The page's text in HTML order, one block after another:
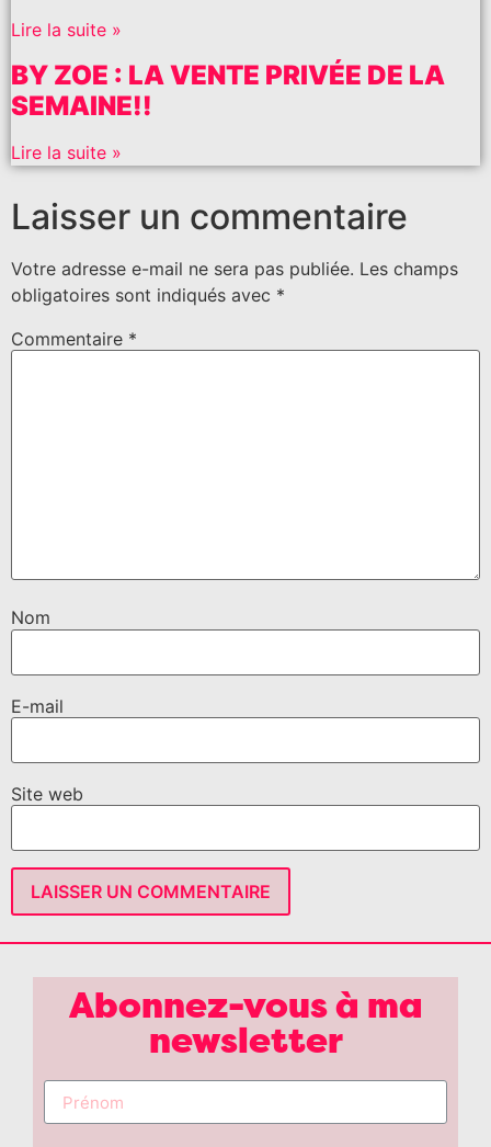
Lire la suite »
BY ZOE : LA VENTE PRIVÉE DE LA
SEMAINE!!
Lire la suite »
Laisser un commentaire
Votre adresse e-mail ne sera pas publiée. Les champs
obligatoires sont indiqués avec *
Commentaire *
Nom
E-mail
Site web
Abonnez-vous à ma
newsletter